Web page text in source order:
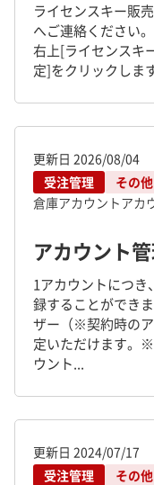
ライセンスキー販
へご連絡ください
右上[ライセンスキ
定]をクリックしま
更新日 2026/08/04
受注管理
その他
倉庫アカウントアカ
1アカウントにつ
録することができ
ザー（※契約時の
定いただけます。
ウント...
更新日 2024/07/17
受注管理
その他